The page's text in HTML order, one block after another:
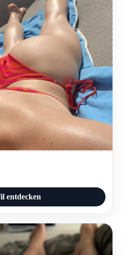
entdecken